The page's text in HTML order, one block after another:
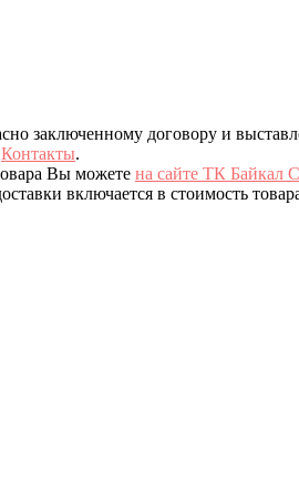
заключенному договору и
Контакты.
Вы можете на сайте ТК Байкал
включается в стоимость